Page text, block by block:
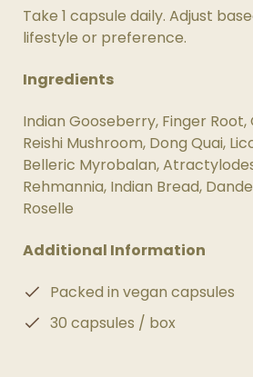
Take 1 capsule daily. Adjust
lifestyle or preference.
Ingredients
Indian Gooseberry, Finger
Reishi Mushroom, Dong Quai,
Belleric Myrobalan,
Rehmannia, Indian Bread,
Roselle
Additional Information
Packed in vegan capsules
30 capsules / box